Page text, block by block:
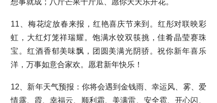
想事就成；八斤芒果十斤瓜、愿你天天乐开花。
11、梅花绽放春来报，红艳喜庆节来到。红彤对联映彩
虹，大红灯笼祥瑞耀。饱满水饺双筷挑，佳肴晶莹赛珠
宝。红酒香郁美味飘，团圆美满光阴骄。祝你新年喜乐
洋，万事如意合家欢。愿君新年快乐！
12、新年天气预报：你将会遇到金钱雨、幸运风、雾、爱
情露、霞、幸福云、顺利霜、美满雷、安全雹、开心闪、